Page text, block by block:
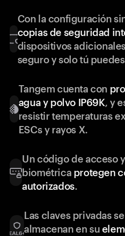
Con la configuración
copias de seguridad
dispositivos
seguro y solo tú
Tangem cuenta con
agua y polvo IP69K, y
resistir temperaturas
ESCs y rayos X.
Un código de acceso
biométrica protegen
autorizados.
Las claves privadas
almacenan en su